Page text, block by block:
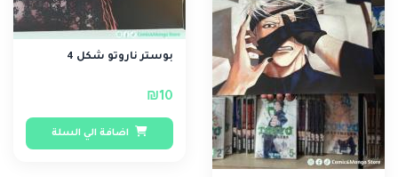
بوستر ناروتو شكل 4
₪10
اضافة الي السلة